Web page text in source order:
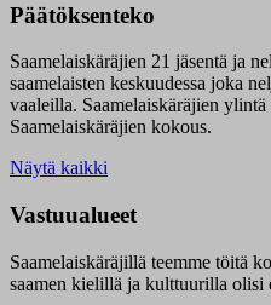
Päätöksenteko
Saamelaiskäräjien 21 jäsentä ja
saamelaisten keskuudessa joka
vaaleilla. Saamelaiskäräjien ylintä
Saamelaiskäräjien kokous.
Näytä kaikki
Vastuualueet
Saamelaiskäräjillä teemme töitä
saamen kielillä ja kulttuurilla olisi